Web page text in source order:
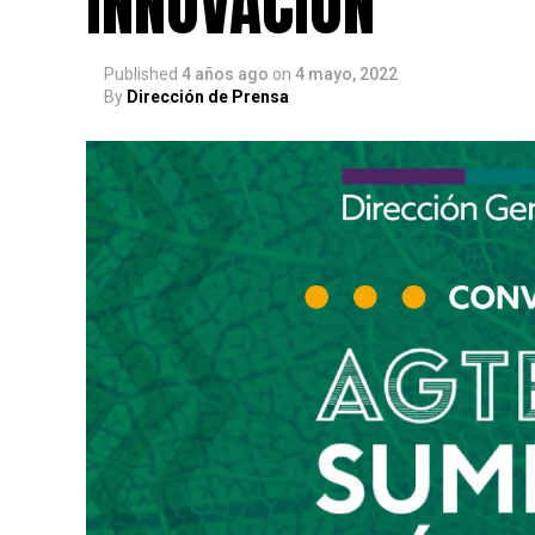
Published 4 años ago on 4 mayo, 2022
By Dirección de Prensa